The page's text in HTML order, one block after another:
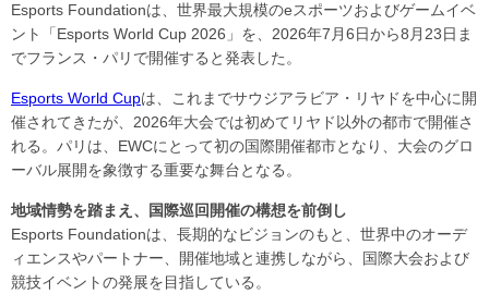
Esports Foundationは、世界最大規模のeスポーツおよびゲームイベ
ント「Esports World Cup 2026」を、2026年7月6日から8月23日ま
でフランス・パリで開催すると発表した。
Esports World Cupは、これまでサウジアラビア・リヤドを中心に開
催されてきたが、2026年大会では初めてリヤド以外の都市で開催さ
れる。パリは、EWCにとって初の国際開催都市となり、大会のグロ
ーバル展開を象徴する重要な舞台となる。
地域情勢を踏まえ、国際巡回開催の構想を前倒し
Esports Foundationは、長期的なビジョンのもと、世界中のオーデ
ィエンスやパートナー、開催地域と連携しながら、国際大会および
競技イベントの発展を目指している。